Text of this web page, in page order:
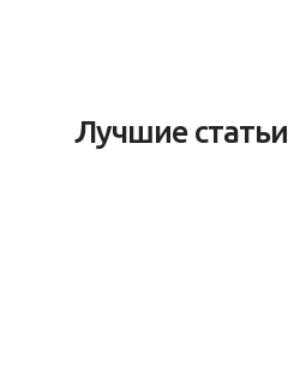
Лучшие статьи